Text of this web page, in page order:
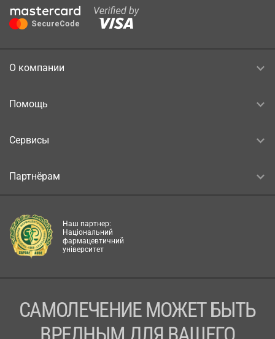
О компании
Помощь
Сервисы
Партнёрам
Наш партнер:
Національний
фармацевтичний
університет
САМОЛЕЧЕНИЕ МОЖЕТ БЫТЬ
ВРЕДНЫМ ДЛЯ ВАШЕГО